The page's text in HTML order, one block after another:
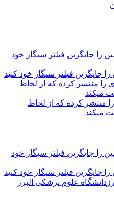
جایگزین فیلتر سیگار خود کنید
منتشر کرده که از لحاظ
میکند
جایگزین فیلتر سیگار خود کنید
دانشگاه علوم پزشکی البرز